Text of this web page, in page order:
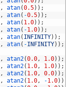
, atan(0.5) ) ;
, atan( -0.5) ) ;
, atan( 1.0) ) ;
, atan( -1.0) ) ;
, atan( INFINITY) ) ;
, atan( -INFINITY) ) ;
, atan2(0.0, 1.0) ) ;
, atan2( 1.0, 1.0) ) ;
, atan2( 1.0, 0.0) ) ;
, atan2( 1.0, -1.0) )